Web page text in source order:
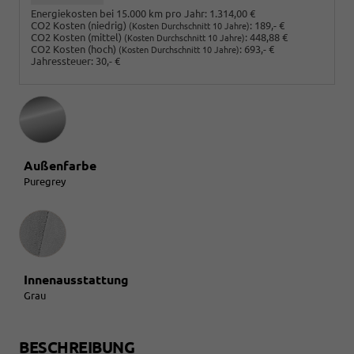
Energiekosten bei 15.000 km pro Jahr: 1.314,00 €
CO2 Kosten (niedrig) (Kosten Durchschnitt 10 Jahre): 189,- €
CO2 Kosten (mittel) (Kosten Durchschnitt 10 Jahre): 448,88 €
CO2 Kosten (hoch) (Kosten Durchschnitt 10 Jahre): 693,- €
Jahressteuer: 30,- €
Außenfarbe
Puregrey
Innenausstattung
Innenausstattung
Grau
BESCHREIBUNG